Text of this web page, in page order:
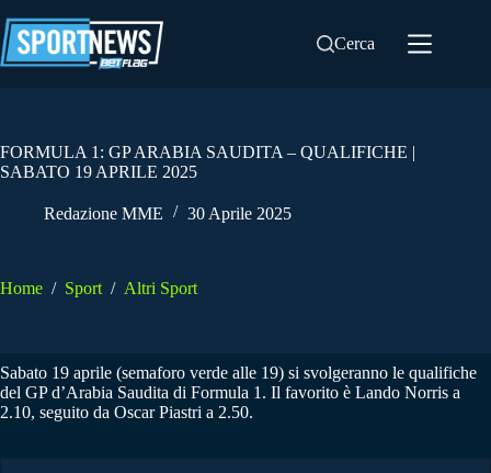
al
contenuto
Cerca
FORMULA 1: GP ARABIA SAUDITA – QUALIFICHE |
SABATO 19 APRILE 2025
Redazione MME 30 Aprile 2025
Home / Sport / Altri Sport
Sabato 19 aprile (semaforo verde alle 19) si svolgeranno le qualifiche
del GP d’Arabia Saudita di Formula 1. Il favorito è Lando Norris a
2.10, seguito da Oscar Piastri a 2.50.